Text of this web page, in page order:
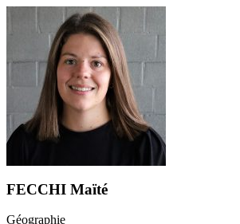
FECCHI Maïté
Géographie